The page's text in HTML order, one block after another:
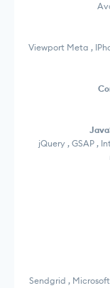
Viewport Meta ,
jQuery , GSAP ,
Sendgrid ,